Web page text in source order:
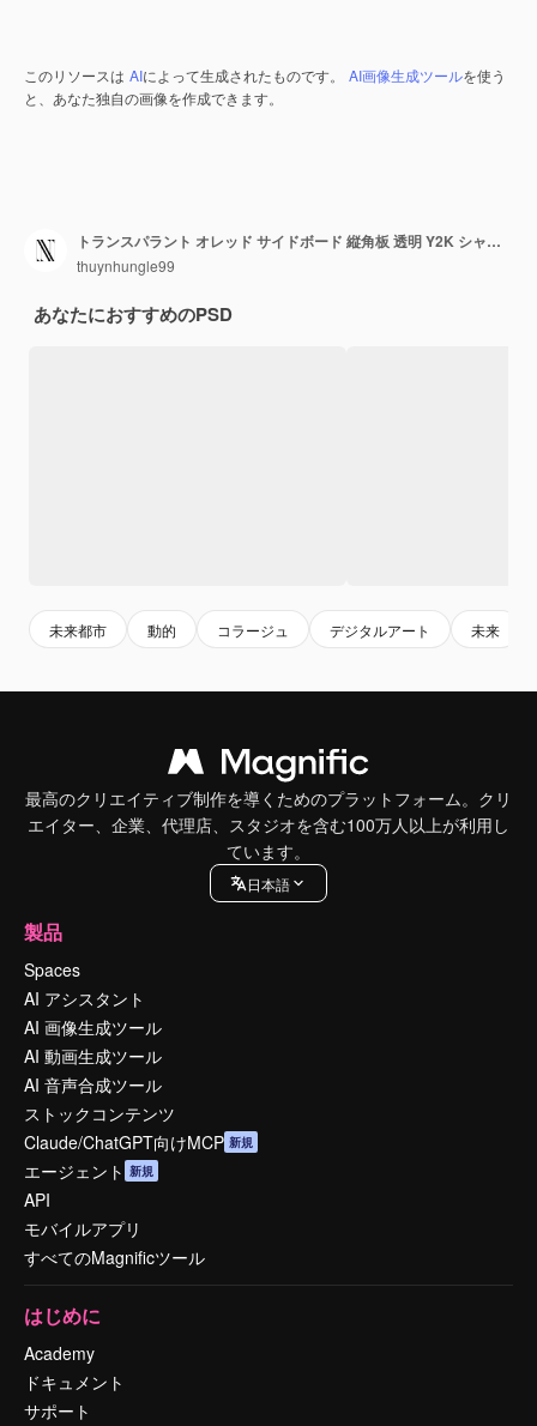
このリソースは AIによって生成されたものです。 AI画像生成ツールを使う
と、あなた独自の画像を作成できます。
トランスパラント オレッド サイドボード 縦角板 透明 Y2K シャープ クリエイティブ サインボード デコール
thuynhungle99
あなたにおすすめのPSD
未来都市 動的 コラージュ デジタルアート 未来
最高のクリエイティブ制作を導くためのプラットフォーム。クリ
エイター、企業、代理店、スタジオを含む100万人以上が利用し
ています。
日本語
製品
Spaces
AI アシスタント
AI 画像生成ツール
AI 動画生成ツール
AI 音声合成ツール
ストックコンテンツ
Claude/ChatGPT向けMCP 新規
エージェント 新規
API
モバイルアプリ
すべてのMagnificツール
はじめに
Academy
ドキュメント
サポート